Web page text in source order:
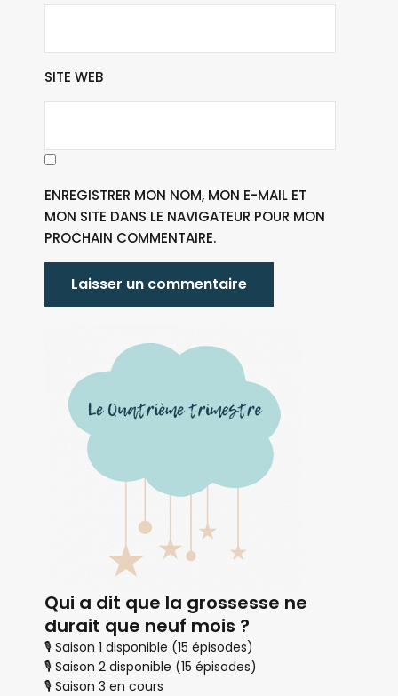
SITE WEB
ENREGISTRER MON NOM, MON E-MAIL ET
MON SITE DANS LE NAVIGATEUR POUR MON
PROCHAIN COMMENTAIRE.
Qui a dit que la grossesse ne
durait que neuf mois ?
🎙 Saison 1 disponible (15 épisodes)
🎙 Saison 2 disponible (15 épisodes)
🎙 Saison 3 en cours